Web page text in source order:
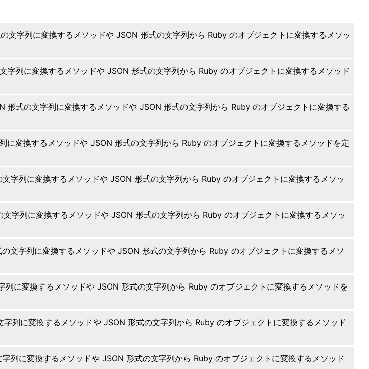
文字列に変換するメソッドや JSON 形式の文字列から Ruby のオブジェクトに変換するメソッ
字列に変換するメソッドや JSON 形式の文字列から Ruby のオブジェクトに変換するメソッド
形式の文字列に変換するメソッドや JSON 形式の文字列から Ruby のオブジェクトに変換する
に変換するメソッドや JSON 形式の文字列から Ruby のオブジェクトに変換するメソッドを定
字列に変換するメソッドや JSON 形式の文字列から Ruby のオブジェクトに変換するメソッ
文字列に変換するメソッドや JSON 形式の文字列から Ruby のオブジェクトに変換するメソッ
文字列に変換するメソッドや JSON 形式の文字列から Ruby のオブジェクトに変換するメソ
列に変換するメソッドや JSON 形式の文字列から Ruby のオブジェクトに変換するメソッドを
列に変換するメソッドや JSON 形式の文字列から Ruby のオブジェクトに変換するメソッド
列に変換するメソッドや JSON 形式の文字列から Ruby のオブジェクトに変換するメソッド